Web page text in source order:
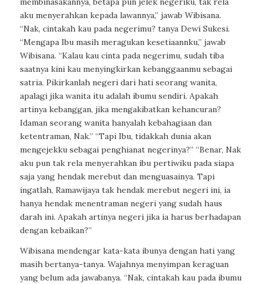
aku menyerahkan kepada lawannya,” jawab Wibisana.
“Nak, cintakah kau pada negerimu? tanya Dewi Sukesi.
“Mengapa Ibu masih meragukan kesetiaannku,” jawab
Wibisana. “Kalau kau cinta pada negerimu, sudah tiba
saatnya kini kau menyingkirkan kebanggaanmu sebagai
satria. Pikirkanlah negeri dari hati seorang wanita,
apalagi jika wanita itu adalah ibumu sendiri. Apakah
artinya kebanggan, jika mengakibatkan kehancuran?
Idaman seorang wanita hanyalah kebahagiaan dan
ketentraman, Nak.” “Tapi Ibu, tidakkah dunia akan
mengejekku sebagai penghianat negerinya?” “Benar, Nak
aku pun tak rela menyerahkan ibu pertiwiku pada siapa
saja yang hendak merebut dan menguasainya. Tapi
ingatlah, Ramawijaya tak hendak merebut negeri ini, ia
hanya hendak menentraman negeri yang sudah haus
darah ini. Apakah artinya negeri jika ia harus berhadapan
dengan kebaikan?”
Wibisana mendengar kata-kata ibunya dengan hati yang
masih bertanya-tanya. Wajahnya menyimpan keraguan
yang belum ada jawabanya. “Nak, cintakah kau pada ibumu